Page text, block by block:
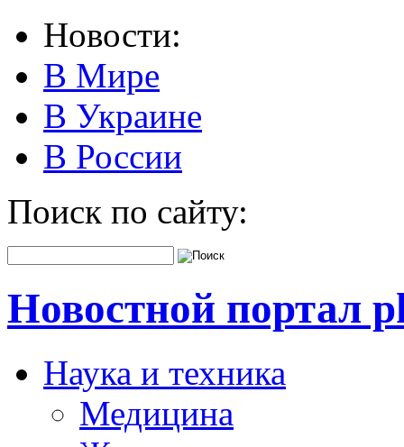
Новости:
В Мире
В Украине
В России
Поиск по сайту:
Новостной портал
Наука и техника
Медицина